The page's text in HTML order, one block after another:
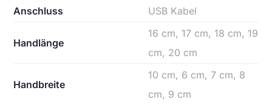
Anschluss
USB Kabel
Handlänge
16 cm, 17 cm, 18 cm, 19
cm, 20 cm
Handbreite
10 cm, 6 cm, 7 cm, 8
cm, 9 cm